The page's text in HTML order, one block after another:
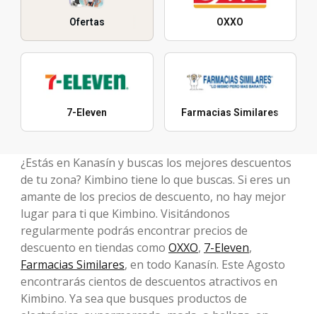
Ofertas OXXO
7-Eleven Farmacias Similares
¿Estás en Kanasín y buscas los mejores descuentos
de tu zona? Kimbino tiene lo que buscas. Si eres un
amante de los precios de descuento, no hay mejor
lugar para ti que Kimbino. Visitándonos
regularmente podrás encontrar precios de
descuento en tiendas como OXXO, 7-Eleven,
Farmacias Similares, en todo Kanasín. Este Agosto
encontrarás cientos de descuentos atractivos en
Kimbino. Ya sea que busques productos de